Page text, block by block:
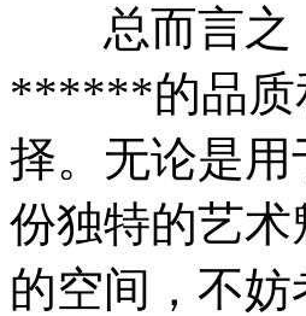
总而言之，
******的品质
择。无论是
份独特的艺
的空间，不